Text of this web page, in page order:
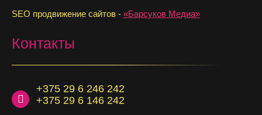
SEO продвижение сайтов - «Барсуков Медиа»
Контакты
+375 29 6 246 242
+375 29 6 146 242